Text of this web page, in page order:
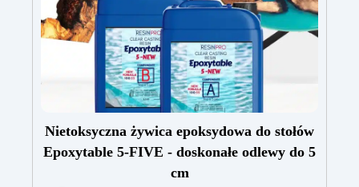
Nietoksyczna żywica epoksydowa do stołów
Epoxytable 5-FIVE - doskonałe odlewy do 5
cm